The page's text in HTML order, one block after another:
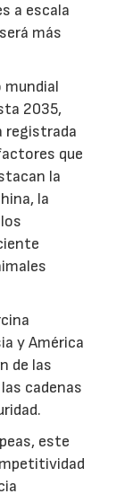
a escala
más
mundial
2035,
registrada
que
la
la
y América
de las
cadenas
este